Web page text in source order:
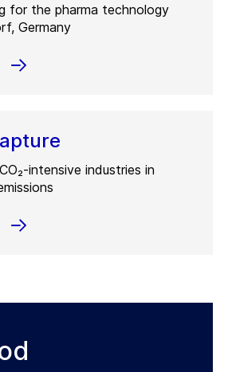
for the pharma technology
Germany
intensive industries in